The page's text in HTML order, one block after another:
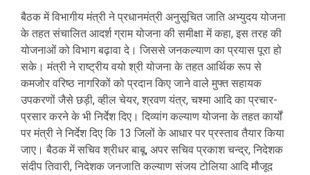
बैठक में विभागीय मंत्री ने प्रधानमंत्री अनुसूचित जाति अभ्युदय योजना
के तहत संचालित आदर्श ग्राम योजना की समीक्षा में कहा, इस तरह की
योजनाओं को विभाग बढ़ावा दे। जिससे जनकल्याण का प्रयास पूरा हो
सके। मंत्री ने राष्ट्रीय वयो श्री योजना के तहत आर्थिक रूप से
कमजोर वरिष्ठ नागरिकों को प्रदान किए जाने वाले मुफ्त सहायक
उपकरणों जैसे छड़ी, व्हील चेयर, श्रवण यंत्र, चश्मा आदि का प्रचार-
प्रसार करने के भी निर्देश दिए। दिव्यांग कल्याण योजना के तहत कार्यों
पर मंत्री ने निर्देश दिए कि 13 जिलों के आधार पर प्रस्ताव तैयार किया
जाए। बैठक में सचिव श्रीधर बाबू, अपर सचिव प्रकाश चन्द्र, निदेशक
संदीप तिवारी, निदेशक जनजाति कल्याण संजय टोलिया आदि मौजूद